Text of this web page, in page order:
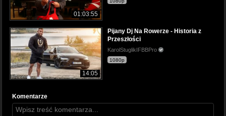
01:03:55
14:05
Pijany Dj Na Rowerze - Historia z
Przeszłości
KarolStuglikIFBBPro
1080p
Komentarze